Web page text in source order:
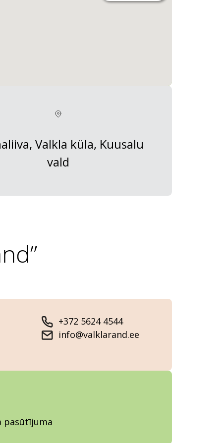
Valkla küla, Kuusalu
vald
+372 5624 4544
info@valklarand.ee
pasūtījuma